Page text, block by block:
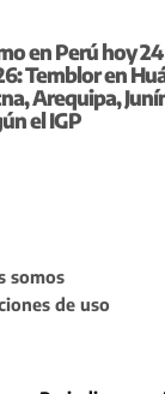
en Perú hoy
Temblor en
Arequipa,
el IGP
somos
de uso